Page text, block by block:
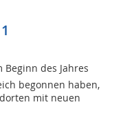
Beginn des Jahres
begonnen haben,
mit neuen